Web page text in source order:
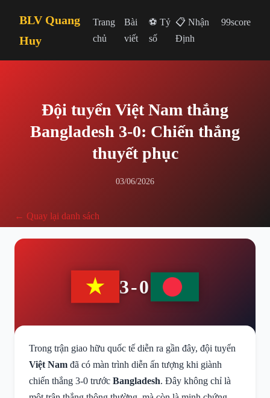
BLV Quang
Huy
Trang
chủ
Bài
viết
⚽ Tỷ
số
📋 Nhận
Định
99score
Đội tuyển Việt Nam thắng
Bangladesh 3-0: Chiến thắng
thuyết phục
03/06/2026
← Quay lại danh sách
3-0
Trong trận giao hữu quốc tế diễn ra gần đây, đội tuyển
Việt Nam đã có màn trình diễn ấn tượng khi giành
chiến thắng 3-0 trước Bangladesh. Đây không chỉ là